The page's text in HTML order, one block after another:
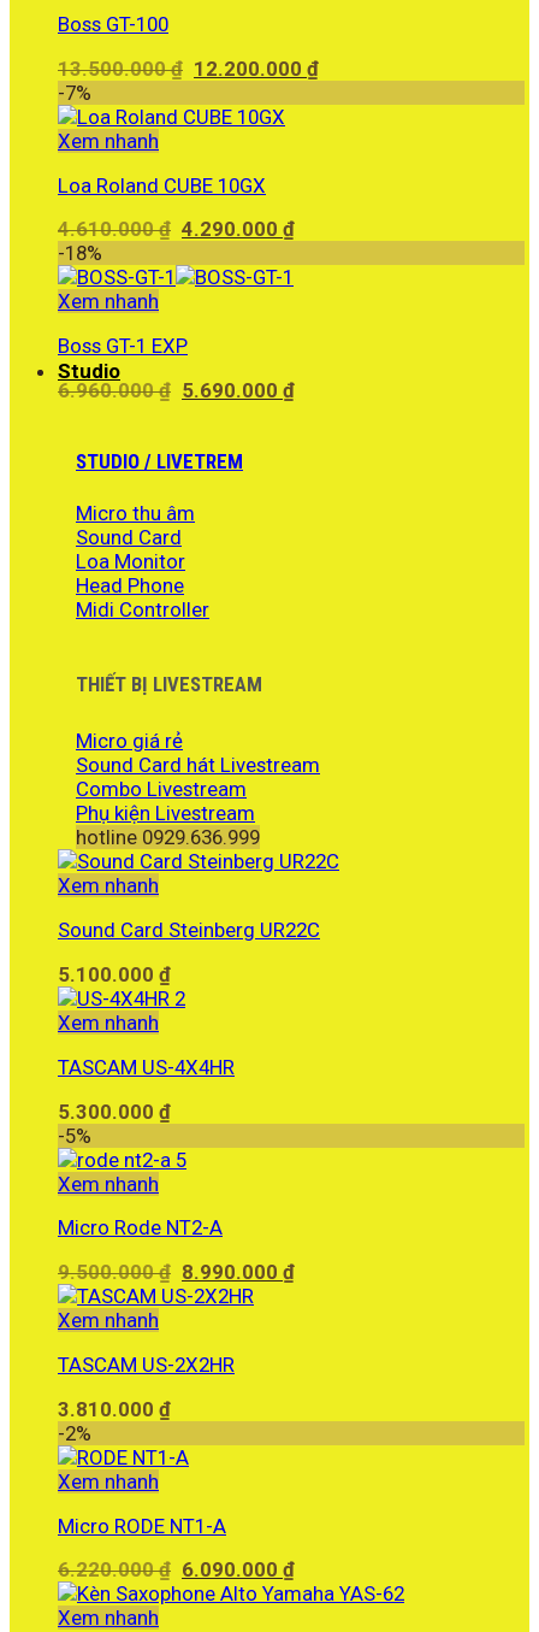
Boss GT-100
13.500.000₫ Giá
là:
12.200.000₫Giá
-7%
Xem nhanh
Loa Roland CUBE 10GX
4.610.000₫ Giá
là:
4.290.000₫Giá
-18%
Xem nhanh
Boss GT-1 EXP
6.960.000₫ Giá
6.960.000 ₫.
5.690.000₫Giá
Studio
STUDIO / LIVETREM
Micro thu âm
Sound Card
Loa Monitor
Head Phone
Midi Controller
THIẾT BỊ LIVESTREAM
Micro giá rẻ
Sound Card hát Livestream
Combo Livestream
Phụ kiện Livestream
hotline 0929.636.999
Xem nhanh
Sound Card Steinberg UR22C
5.100.000 ₫
Xem nhanh
TASCAM US-4X4HR
5.300.000 ₫
-5%
Xem nhanh
Micro Rode NT2-A
9.500.000₫ Giá
gốc
8.990.000₫Giá
Xem nhanh
TASCAM US-2X2HR
3.810.000 ₫
-2%
Xem nhanh
Micro RODE NT1-A
6.220.000₫ Giá
gốc
6.090.000₫Giá
hiện
Xem nhanh